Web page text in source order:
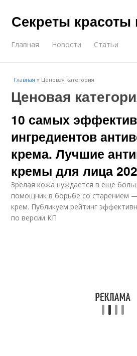
Секреты красоты
Главная Новости Статьи
Главная » Ценовая категория
Ценовая
10 самых
ингредиентов
крема. Лучшие
кремы для лица
Зрелая кожа нуждается в еще
помощник в борьбе со старением
крем. Публикуем рейтинг
по версии КП